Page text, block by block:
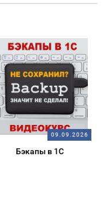
09.09.2026
Бэкапы в 1С